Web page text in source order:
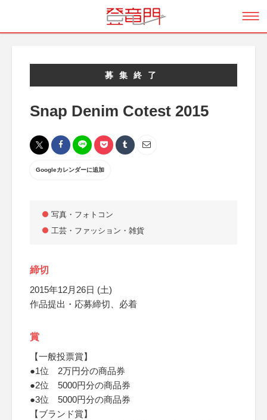
募集終了
Snap Denim Cotest 2015
Googleカレンダーに追加
写真・フォトコン
工芸・ファッション・雑貨
締切
2015年12月26日 (土)
作品提出・応募締切、必着
賞
【一般投票賞】
●1位 2万円分の商品券
●2位 5000円分の商品券
●3位 5000円分の商品券
【ブランド賞】